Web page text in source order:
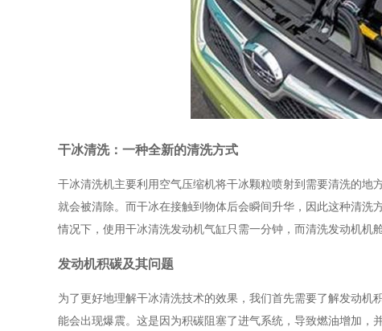
干冰清洗：一种全新的清洗方式
干冰清洗机主要利用空气压缩机将干冰颗粒喷射到需要清洗的
就会被清除。而干冰在接触到物体后会瞬间升华，因此这种清
情况下，使用干冰清洗发动机气缸只需一分钟，而清洗发动机机
发动机积碳及其问题
为了更好地理解干冰清洗技术的效果，我们首先需要了解发动
能会出现爆震。这是因为积碳阻塞了进气系统，导致燃油增加，